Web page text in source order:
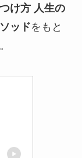
け方 人生の
ッドをもと